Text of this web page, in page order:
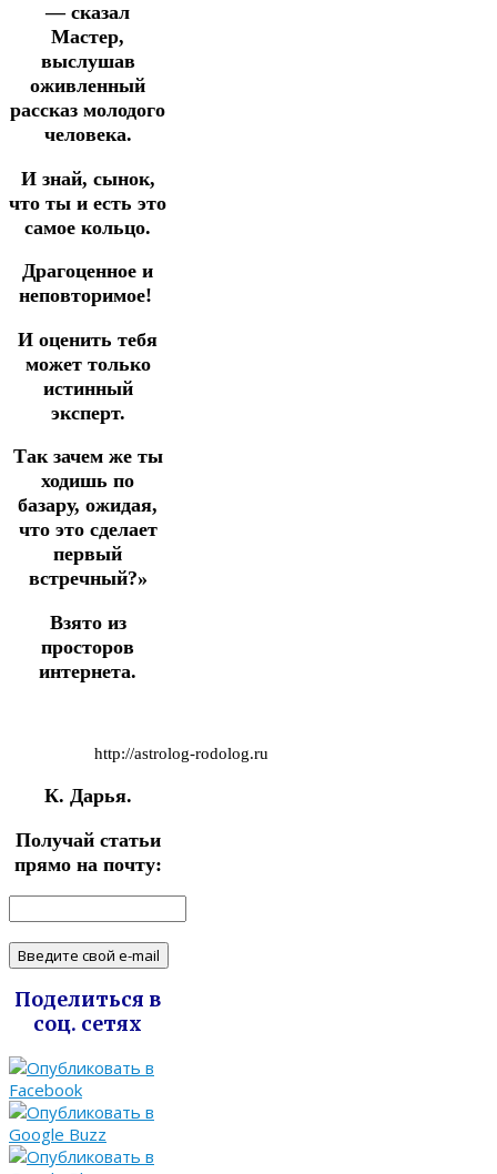
— сказал
Мастер,
выслушав
оживленный
рассказ молодого
человека.
И знай, сынок,
что ты и есть это
самое кольцо.
Драгоценное и
неповторимое!
И оценить тебя
может только
истинный
эксперт.
Так зачем же ты
ходишь по
базару, ожидая,
что это сделает
первый
встречный?»
Взято из
просторов
интернета.
http://astrolog-rodolog.ru
К. Дарья.
Получай статьи
прямо на почту:
Поделиться в
соц. сетях